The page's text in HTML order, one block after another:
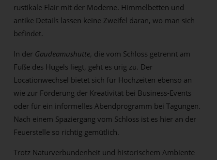
rustikale Flair mit der Moderne. Himmelbetten und
antike Details lassen keine Zweifel daran, wo man sich
befindet.
In der Gaudeamushütte, die vom Schloss getrennt am
Fuße des Hügels liegt, geht es urig zu. Der
Locationwechsel bietet sich für Hochzeiten ebenso an
wie zur Förderung der Kreativität bei Business-Events
oder für ein informelles Abendprogramm bei Tagungen.
Nach einem Spaziergang vom Schloss ist es hier an der
Feuerstelle so richtig gemütlich.
Trotz Naturverbundenheit und historischem Ambiente